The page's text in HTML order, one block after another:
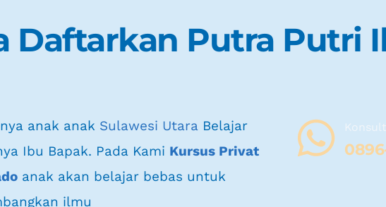
Daftarkan Putra Putri
anak anak Sulawesi Utara Belajar
Ibu Bapak. Pada Kami Kursus Privat
anak akan belajar bebas untuk
ilmu
08